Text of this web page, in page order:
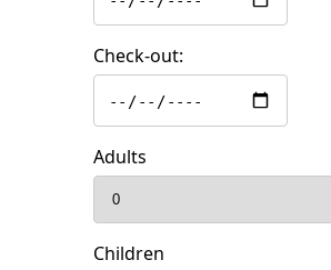
Check-out:
Adults
Children